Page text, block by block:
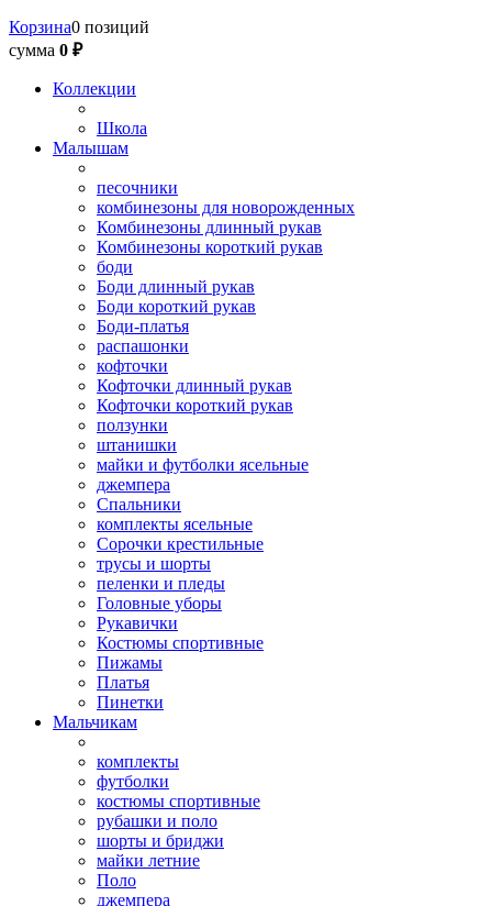
Корзина0 позиций
сумма 0 ₽
Коллекции
Школа
Малышам
песочники
комбинезоны для новорожденных
Комбинезоны длинный рукав
Комбинезоны короткий рукав
боди
Боди длинный рукав
Боди короткий рукав
Боди-платья
распашонки
кофточки
Кофточки длинный рукав
Кофточки короткий рукав
ползунки
штанишки
майки и футболки ясельные
джемпера
Спальники
комплекты ясельные
Сорочки крестильные
трусы и шорты
пеленки и пледы
Головные уборы
Рукавички
Костюмы спортивные
Пижамы
Платья
Пинетки
Мальчикам
комплекты
футболки
костюмы спортивные
рубашки и поло
шорты и бриджи
майки летние
Поло
джемпера